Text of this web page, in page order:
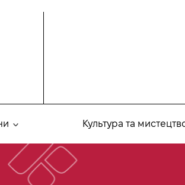
Культура та